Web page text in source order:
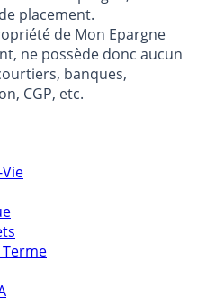
en ligne depuis 2001.
sur l'épargne, la
placement.
de Mon Epargne
ne possède donc aucun
CGP, etc.